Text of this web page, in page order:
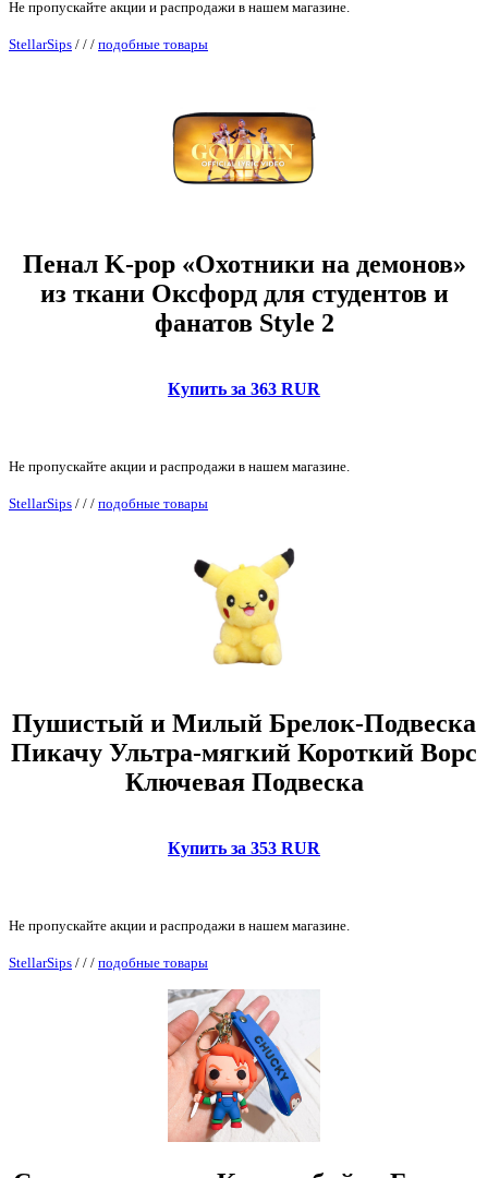
Не пропускайте акции и распродажи в нашем магазине.
StellarSips / / / подобные товары
Пенал K-pop «Охотники на демонов»
из ткани Оксфорд для студентов и
фанатов Style 2
Купить за 363 RUR
Не пропускайте акции и распродажи в нашем магазине.
StellarSips / / / подобные товары
Пушистый и Милый Брелок-Подвеска
Пикачу Ультра-мягкий Короткий Ворс
Ключевая Подвеска
Купить за 353 RUR
Не пропускайте акции и распродажи в нашем магазине.
StellarSips / / / подобные товары